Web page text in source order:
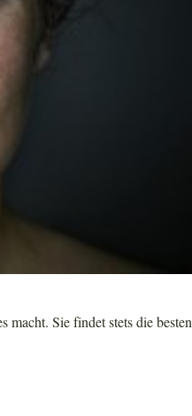
macht. Sie findet stets die besten